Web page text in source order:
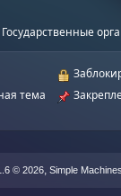
Государственные
тема
© 2026 ,Simple Machines